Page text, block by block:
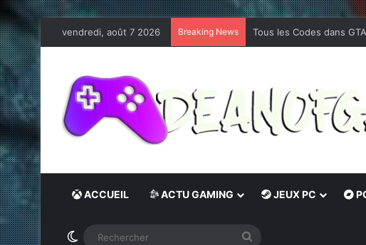
vendredi, août 7 2026 Breaking News Les jeux PC
ACCUEIL ACTU GAMING JEUX PC
Switch skin